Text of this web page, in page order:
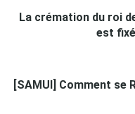
La crémation du roi
est
[SAMUI] Comment se